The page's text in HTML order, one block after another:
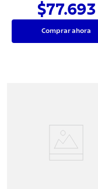
$77.693
Comprar ahora